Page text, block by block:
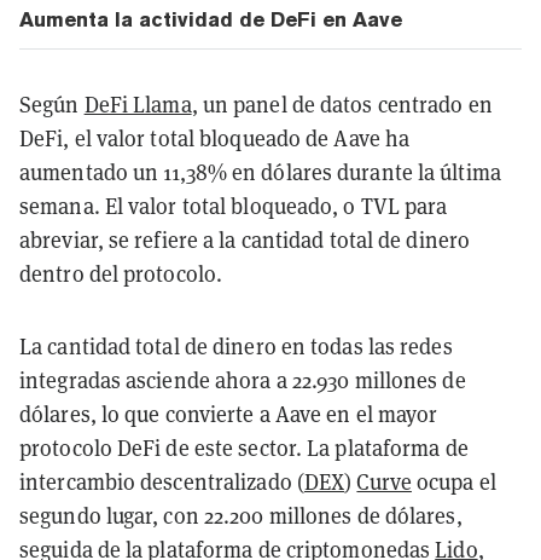
Aumenta la actividad de DeFi en Aave
Según DeFi Llama, un panel de datos centrado en
DeFi, el valor total bloqueado de Aave ha
aumentado un 11,38% en dólares durante la última
semana. El valor total bloqueado, o TVL para
abreviar, se refiere a la cantidad total de dinero
dentro del protocolo.
La cantidad total de dinero en todas las redes
integradas asciende ahora a 22.930 millones de
dólares, lo que convierte a Aave en el mayor
protocolo DeFi de este sector. La plataforma de
intercambio descentralizado (DEX)Curve ocupa el
segundo lugar, con 22.200 millones de dólares,
seguida de la plataforma de criptomonedasLido,